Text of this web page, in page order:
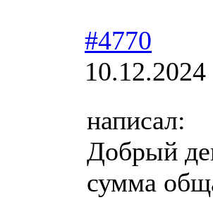
#4770
написал:
Добрый
сумма